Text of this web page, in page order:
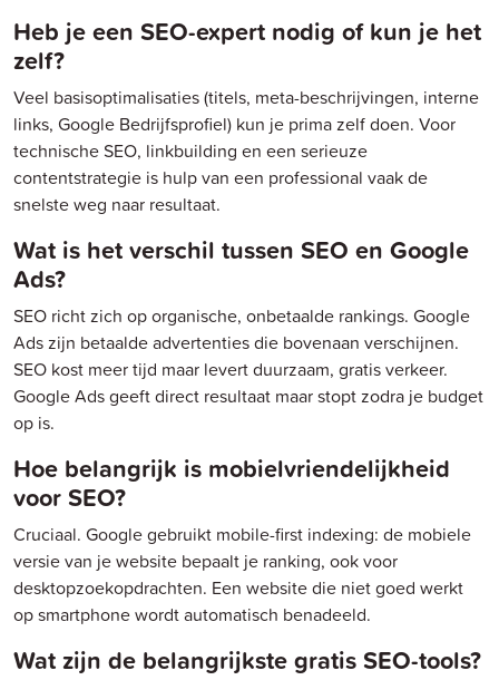
Heb je een SEO-expert nodig of kun je het
zelf?
Veel basisoptimalisaties (titels, meta-beschrijvingen, interne
links, Google Bedrijfsprofiel) kun je prima zelf doen. Voor
technische SEO, linkbuilding en een serieuze
contentstrategie is hulp van een professional vaak de
snelste weg naar resultaat.
Wat is het verschil tussen SEO en Google
Ads?
SEO richt zich op organische, onbetaalde rankings. Google
Ads zijn betaalde advertenties die bovenaan verschijnen.
SEO kost meer tijd maar levert duurzaam, gratis verkeer.
Google Ads geeft direct resultaat maar stopt zodra je budget
op is.
Hoe belangrijk is mobielvriendelijkheid
voor SEO?
Cruciaal. Google gebruikt mobile-first indexing: de mobiele
versie van je website bepaalt je ranking, ook voor
desktopzoekopdrachten. Een website die niet goed werkt
op smartphone wordt automatisch benadeeld.
Wat zijn de belangrijkste gratis SEO-tools?